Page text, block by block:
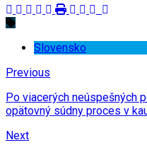
Slovensko
Previous
Po viacerých neúspešných
opätovný súdny proces v
Next